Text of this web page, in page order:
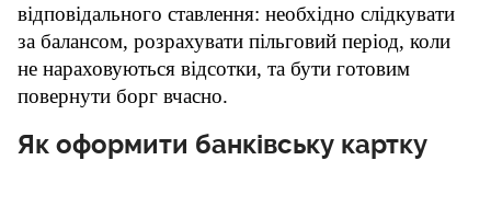
відповідального ставлення: необхідно слідкувати
за балансом, розрахувати пільговий період, коли
не нараховуються відсотки, та бути готовим
повернути борг вчасно.
Як оформити банківську картку